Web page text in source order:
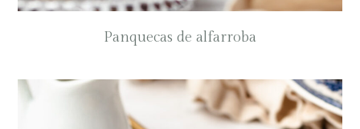
Panquecas de alfarroba